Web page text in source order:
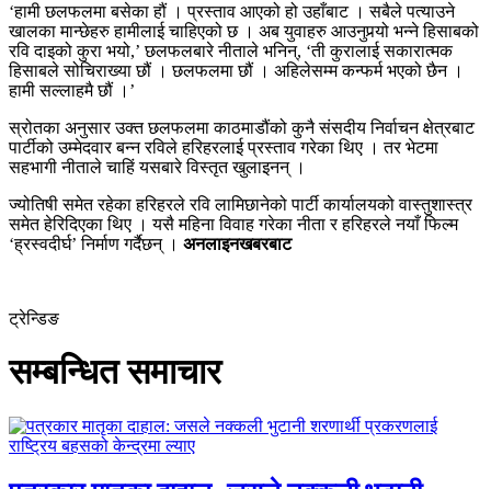
‘हामी छलफलमा बसेका हौं । प्रस्ताव आएको हो उहाँबाट । सबैले पत्याउने
खालका मान्छेहरु हामीलाई चाहिएको छ । अब युवाहरु आउनुपर्‍यो भन्ने हिसाबको
रवि दाइको कुरा भयो,’ छलफलबारे नीताले भनिन्, ‘ती कुरालाई सकारात्मक
हिसाबले सोचिराख्या छौं । छलफलमा छौं । अहिलेसम्म कन्फर्म भएको छैन ।
हामी सल्लाहमै छौं ।’
स्रोतका अनुसार उक्त छलफलमा काठमाडौंको कुनै संसदीय निर्वाचन क्षेत्रबाट
पार्टीको उम्मेदवार बन्न रविले हरिहरलाई प्रस्ताव गरेका थिए । तर भेटमा
सहभागी नीताले चाहिं यसबारे विस्तृत खुलाइनन् ।
ज्योतिषी समेत रहेका हरिहरले रवि लामिछानेको पार्टी कार्यालयको वास्तुशास्त्र
समेत हेरिदिएका थिए । यसै महिना विवाह गरेका नीता र हरिहरले नयाँ फिल्म
‘ह्रस्वदीर्घ’ निर्माण गर्दैछन् । अनलाइनखबरबाट
ट्रेन्डिङ
सम्बन्धित समाचार